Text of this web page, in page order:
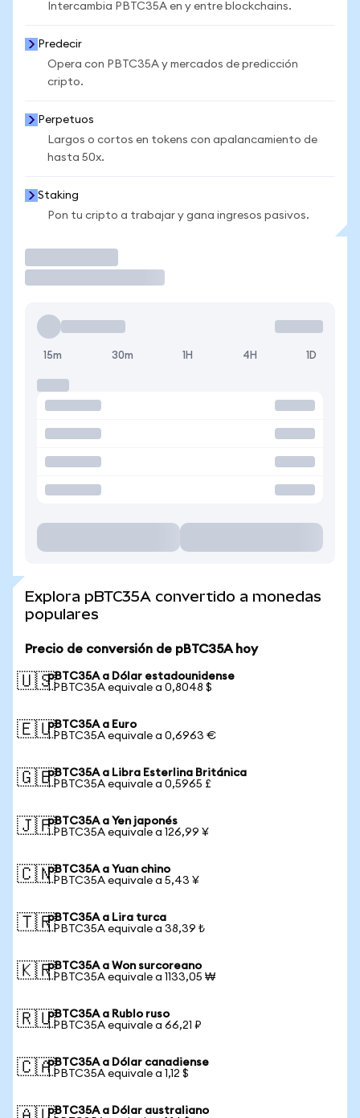
Intercambia PBTC35A en y entre blockchains.
Predecir
Opera con PBTC35A y mercados de predicción
cripto.
Perpetuos
Largos o cortos en tokens con apalancamiento de
hasta 50x.
Staking
Pon tu cripto a trabajar y gana ingresos pasivos.
15m 30m 1H 4H 1D
Explora pBTC35A convertido a monedas
populares
Precio de conversión de pBTC35A hoy
🇺🇸pBTC35A a Dólar estadounidense
1 PBTC35A equivale a 0,8048 $
🇪🇺pBTC35A a Euro
1 PBTC35A equivale a 0,6963 €
🇬🇧pBTC35A a Libra Esterlina Británica
1 PBTC35A equivale a 0,5965 £
🇯🇵pBTC35A a Yen japonés
1 PBTC35A equivale a 126,99 ¥
🇨🇳pBTC35A a Yuan chino
1 PBTC35A equivale a 5,43 ¥
🇹🇷pBTC35A a Lira turca
1 PBTC35A equivale a 38,39 ₺
🇰🇷pBTC35A a Won surcoreano
1 PBTC35A equivale a 1133,05 ₩
🇷🇺pBTC35A a Rublo ruso
1 PBTC35A equivale a 66,21 ₽
🇨🇦pBTC35A a Dólar canadiense
1 PBTC35A equivale a 1,12 $
pBTC35A a Dólar australiano